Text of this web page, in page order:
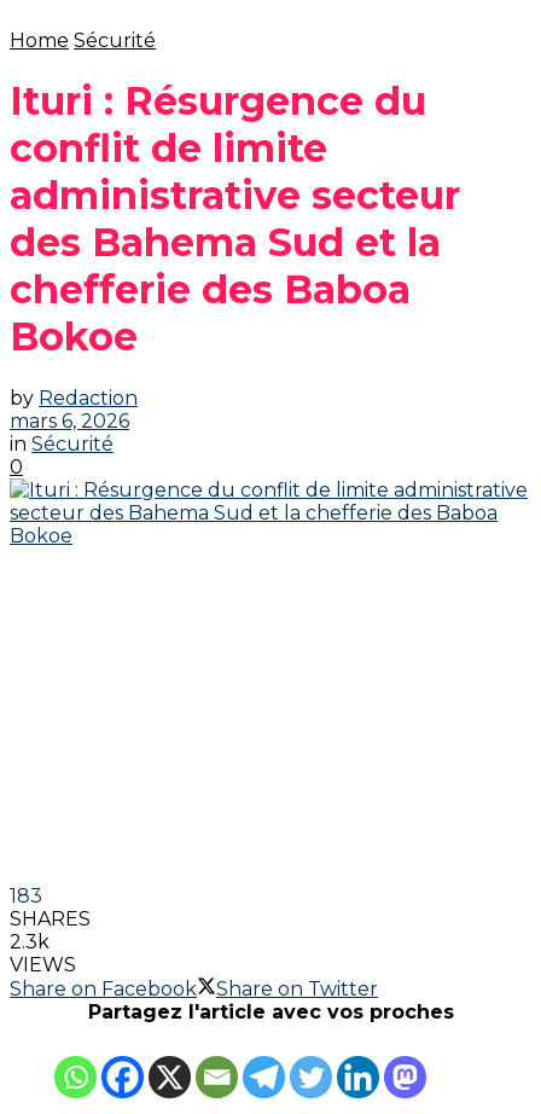
Home Sécurité
Ituri : Résurgence du
conflit de limite
administrative secteur
des Bahema Sud et la
chefferie des Baboa
Bokoe
by Redaction
mars 6, 2026
in Sécurité
0
183
SHARES
2.3k
VIEWS
Share on Facebook
Share on Twitter
Partagez l'article avec vos proches